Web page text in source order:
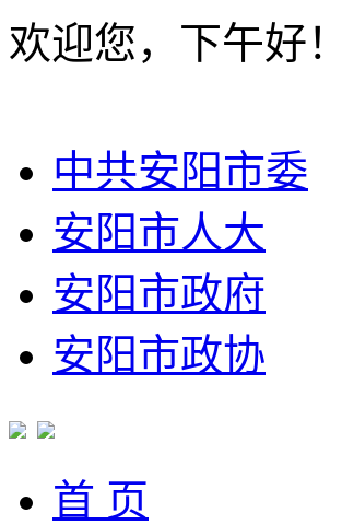
欢迎您，下午好！
中共安阳市委
安阳市人大
安阳市政府
安阳市政协
首 页